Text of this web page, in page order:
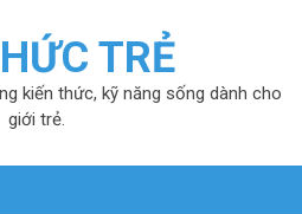
TRẺ
kiến thức, kỹ năng sống dành cho
giới trẻ.